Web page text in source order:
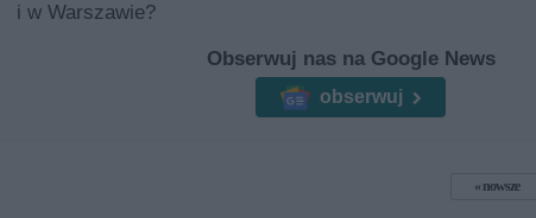
i w Warszawie?
Obserwuj nas na Google News
obserwuj
nowsze